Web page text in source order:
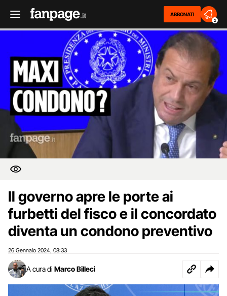
ABBONATI
2
Il governo apre le porte ai
furbetti del fisco e il concordato
diventa un condono preventivo
26 Gennaio 2024 08:33
A cura di Marco Billeci